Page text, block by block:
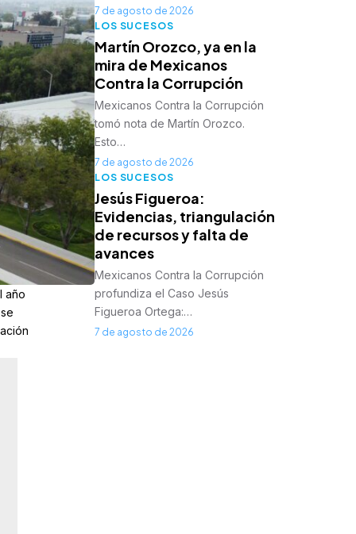
año
7 de agosto de 2026
LOS SUCESOS
Martín Orozco, ya en la
mira de Mexicanos
Contra la Corrupción
Mexicanos Contra la Corrupción
tomó nota de Martín Orozco.
Esto…
7 de agosto de 2026
LOS SUCESOS
Jesús Figueroa:
Evidencias, triangulación
de recursos y falta de
avances
Mexicanos Contra la Corrupción
profundiza el Caso Jesús
Figueroa Ortega:…
7 de agosto de 2026